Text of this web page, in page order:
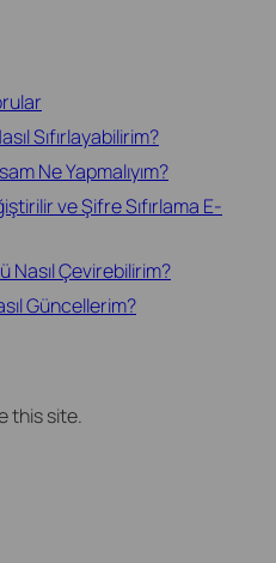
Sıfırlayabilirim?
Ne Yapmalıyım?
ve Şifre Sıfırlama E-
Nasıl Çevirebilirim?
Güncellerim?
this site.